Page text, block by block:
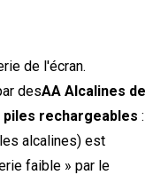
de l'écran.
desAA Alcalines de
piles rechargeables :
alcalines) est
faible » par le